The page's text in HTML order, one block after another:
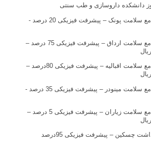
دانشکده داروسازی و طب سنتی
احداث مرکز جامع سلامت پونک – پیشرفت فیزیکی 20 درصد -
احداث مرکز جامع سلامت ارداق – پیشرفت فیزیکی 75 درصد –
احداث مرکز جامع سلامت اقبالیه – پیشرفت فیزیکی 80درصد –
احداث مرکز جامع سلامت مینودر – پیشرفت فیزیکی 35 درصد -
احداث مرکز جامع سلامت زیاران – پیشرفت فیزیکی 5 درصد –
چسکین – پیشرفت فیزیکی 95درصد